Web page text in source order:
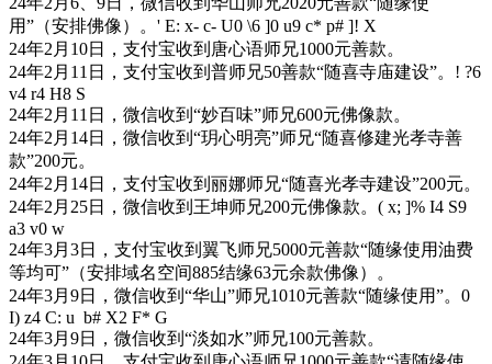
用”（安排佛像）。 ' E: x- c- U0 \6 ]0 u9 c* p# ]! X
24年2月10日，支付宝收到唐心语师兄1000元善款。
24年2月11日，支付宝收到普师兄50善款“随喜寺庙建设”。 ! ?6
v4 r4 H8 S
24年2月11日，微信收到“妙百味”师兄600元佛像款。
24年2月14日，微信收到“玥心明亮”师兄“随喜修建光孝寺善
款”200元。
24年2月14日，支付宝收到丽娜师兄“随喜光孝寺建设”200元。
24年2月25日，微信收到王坤师兄200元佛像款。 ( x; ]% I4 S9
a3 v0 w
24年3月3日，支付宝收到翼飞师兄5000元善款“随缘使用油费
等均可”（安排域名空间885结缘63元余款佛像）。
24年3月9日，微信收到“华山”师兄1010元善款“随缘使用”。 0
I) z4 C: u b# X2 F* G
24年3月9日，微信收到“淡如水”师兄100元善款。